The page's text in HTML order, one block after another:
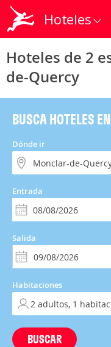
Hoteles
Hoteles de 2
de-Quercy
BUSCA HOTELES
Dónde ir
Entrada
Salida
Habitaciones
BUSCAR